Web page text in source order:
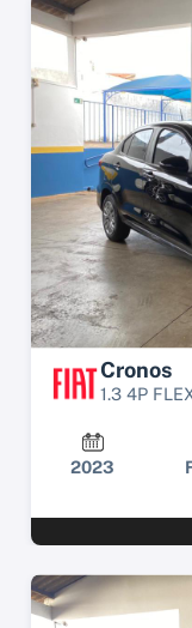
Cronos
1.3 4P
2023